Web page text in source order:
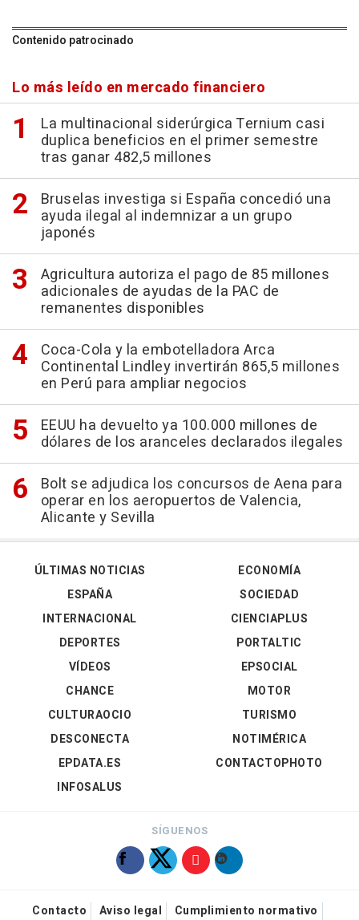
Contenido patrocinado
Lo más leído en mercado financiero
La multinacional siderúrgica Ternium casi
duplica beneficios en el primer semestre
tras ganar 482,5 millones
Bruselas investiga si España concedió una
ayuda ilegal al indemnizar a un grupo
japonés
Agricultura autoriza el pago de 85 millones
adicionales de ayudas de la PAC de
remanentes disponibles
Coca-Cola y la embotelladora Arca
Continental Lindley invertirán 865,5 millones
en Perú para ampliar negocios
EEUU ha devuelto ya 100.000 millones de
dólares de los aranceles declarados ilegales
Bolt se adjudica los concursos de Aena para
operar en los aeropuertos de Valencia,
Alicante y Sevilla
ÚLTIMAS NOTICIAS
ESPAÑA
INTERNACIONAL
DEPORTES
VÍDEOS
ECONOMÍA
SOCIEDAD
CIENCIAPLUS
PORTALTIC
EPSOCIAL
CHANCE
CULTURAOCIO
DESCONECTA
EPDATA.ES
INFOSALUS
MOTOR
TURISMO
NOTIMÉRICA
CONTACTOPHOTO
SÍGUENOS
Contacto Aviso legal Cumplimiento normativo